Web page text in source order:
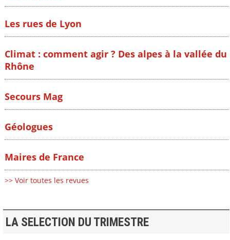
Les rues de Lyon
Climat : comment agir ? Des alpes à la vallée du
Rhône
Secours Mag
Géologues
Maires de France
>> Voir toutes les revues
LA SELECTION DU TRIMESTRE